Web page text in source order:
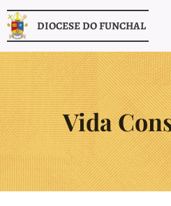
DIOCESE DO FUNCHAL
Vida